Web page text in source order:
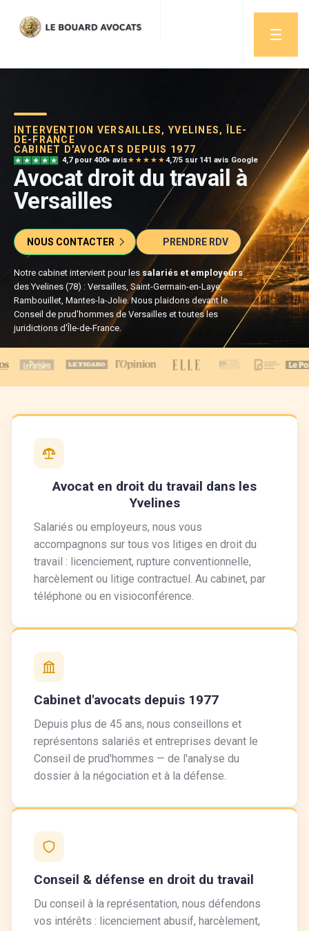
INTERVENTION VERSAILLES, YVELINES, ÎLE-
DE-FRANCE
CABINET D'AVOCATS DEPUIS 1977
4,7 pour 400+ avis★★★★★4,7/5 sur 141 avis Google
Avocat droit du travail à
Versailles
NOUS CONTACTER PRENDRE RDV
Notre cabinet intervient pour les salariés et employeurs
des Yvelines (78) : Versailles, Saint-Germain-en-Laye,
Rambouillet, Mantes-la-Jolie. Nous plaidons devant le
Conseil de prud'hommes de Versailles et toutes les
juridictions d'Île-de-France.
Avocat en droit du travail dans les
Yvelines
Salariés ou employeurs, nous vous
accompagnons sur tous vos litiges en droit du
travail : licenciement, rupture conventionnelle,
harcèlement ou litige contractuel. Au cabinet, par
téléphone ou en visioconférence.
Cabinet d'avocats depuis 1977
Depuis plus de 45 ans, nous conseillons et
représentons salariés et entreprises devant le
Conseil de prud'hommes — de l'analyse du
dossier à la négociation et à la défense.
Conseil & défense en droit du travail
Du conseil à la représentation, nous défendons
vos intérêts : licenciement abusif, harcèlement,